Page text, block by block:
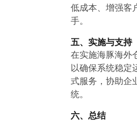
低成本、增强客
手。
五、实施与支持
在实施海豚海外
以确保系统稳定
式服务，协助企
统。
六、总结